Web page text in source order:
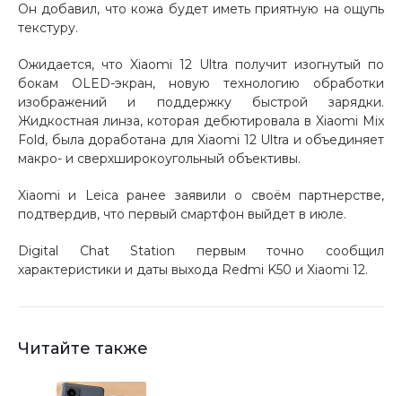
выбранный способом
Оставшиеся75% будут
списываться с вашей карты
по 25% каждые 2 недели
Подробнее
об оплате Плайтом
недели
Он добавил, что кожа будет иметь приятную на ощупь
текстуру.
Ожидается, что Xiaomi 12 Ultra получит изогнутый по
бокам OLED-экран, новую технологию обработки
изображений и поддержку быстрой зарядки.
Жидкостная линза, которая дебютировала в Xiaomi Mix
Fold, была доработана для Xiaomi 12 Ultra и объединяет
макро- и сверхширокоугольный объективы.
Xiaomi и Leica ранее заявили о своём партнерстве,
подтвердив, что первый смартфон выйдет в июле.
Digital Chat Station первым точно сообщил
характеристики и даты выхода Redmi K50 и Xiaomi 12.
Читайте также